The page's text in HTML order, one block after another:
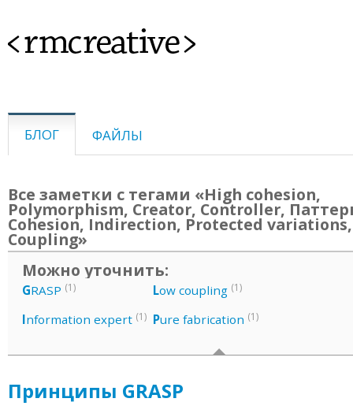
<rmcreative>
БЛОГ ФАЙЛЫ
Все заметки с тегами «High cohesion,
Polymorphism, Creator, Controller,
Cohesion, Indirection, Protected variations,
Coupling»
Можно уточнить:
GRASP (1)
Information expert (1)
Low coupling (1)
Pure fabrication (1)
Принципы GRASP